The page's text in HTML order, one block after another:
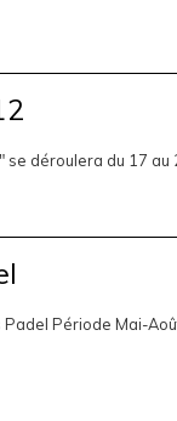
déroulera du 17 au
Période Mai-